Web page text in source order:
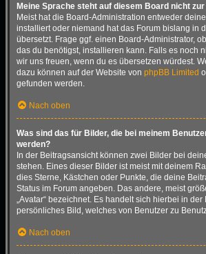
Meine Sprache steht auf diesem Board nicht
Meist hat die Board-Administration entweder
installiert oder niemand hat das Forum bislang in
übersetzt. Frage ggf. einen Board-Administrator,
das du benötigst, installieren kann. Falls es noch
wir uns freuen, wenn du es übersetzen würdest.
dazu können auf der Website von phpBB Limited
gefunden werden.
Nach oben
Was sind das für Bilder, die bei meinem
werden?
In der Beitragsansicht können zwei Bilder bei
stehen. Eines dieser Bilder ist meist mit deinem
dies Sterne, Kästchen oder Punkte, die deine
Status im Forum angeben. Das andere, meist
„Avatar“ bezeichnet. Es handelt sich hierbei in
persönliches Bild, welches von Benutzer zu
Nach oben